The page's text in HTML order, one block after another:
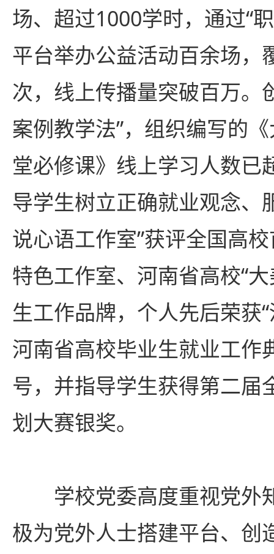
场、超过1000学时，通过“
平台举办公益活动百余场，
次，线上传播量突破百万。
案例教学法”，组织编写的
堂必修课》线上学习人数已
导学生树立正确就业观念、
说心语工作室”获评全国高
特色工作室、河南省高校“
生工作品牌，个人先后荣获
河南省高校毕业生就业工作
号，并指导学生获得第二届
划大赛银奖。
学校党委高度重视党外
极为党外人士搭建平台、创